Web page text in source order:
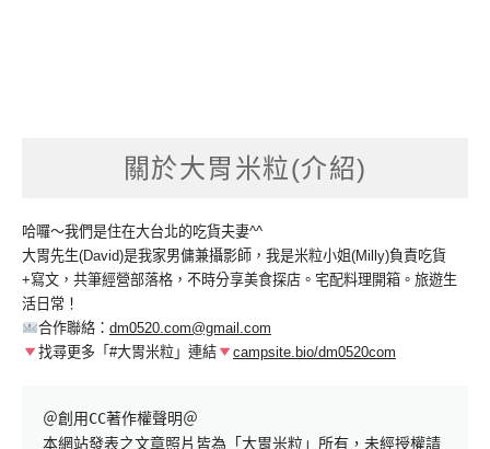
關於大胃米粒(介紹)
哈囉～我們是住在大台北的吃貨夫妻^^
大胃先生(David)是我家男傭兼攝影師，我是米粒小姐(Milly)負責吃貨
+寫文，共筆經營部落格，不時分享美食探店。宅配料理開箱。旅遊生
活日常！
合作聯絡： dm0520.com@gmail.com
找尋更多「#大胃米粒」連結
campsite.bio/dm0520com
＠創用CC著作權聲明＠
本網站發表之文章照片皆為「大胃米粒」所有，未經授權請